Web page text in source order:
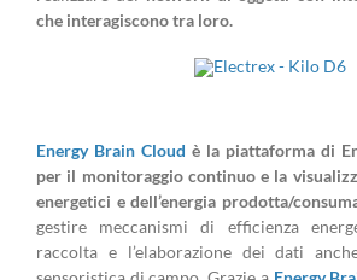
che interagiscono tra loro.
Energy Brain Cloud è la piattaforma di
per il monitoraggio continuo e la
energetici e dell’energia prodotta/
gestire meccanismi di efficienza
raccolta e l’elaborazione dei dati